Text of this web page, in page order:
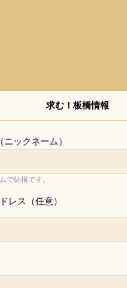
求む！板橋情報
ックネーム）
で結構です。
レス（任意）